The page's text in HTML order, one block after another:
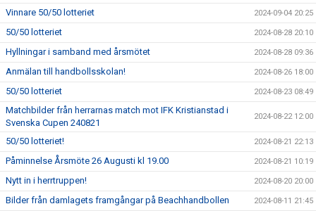
Vinnare 50/50 lotteriet 2024-09-04 20:25
50/50 lotteriet 2024-08-28 20:10
Hyllningar i samband med årsmötet 2024-08-28 09:36
Anmälan till handbollsskolan! 2024-08-26 18:00
50/50 lotteriet 2024-08-23 08:49
Matchbilder från herrarnas match mot IFK Kristianstad i
Svenska Cupen 240821
2024-08-22 12:00
50/50 lotteriet! 2024-08-21 22:13
Påminnelse Årsmöte 26 Augusti kl 19.00 2024-08-21 10:19
Nytt in i herrtruppen! 2024-08-20 20:00
Bilder från damlagets framgångar på Beachhandbollen 2024-08-11 21:45